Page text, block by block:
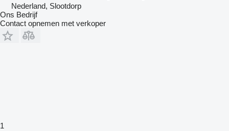
Nederland, Slootdorp
Ons Bedrijf
Contact opnemen met verkoper
1